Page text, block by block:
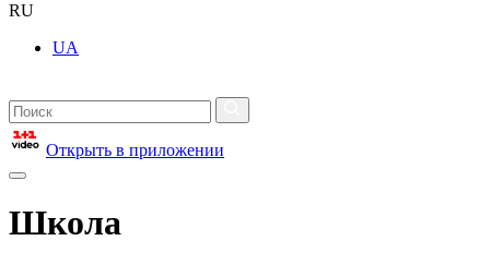
RU
UA
Открыть в приложении
Школа